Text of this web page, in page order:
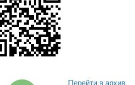
Перейти в архив